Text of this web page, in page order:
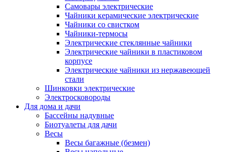
Самовары электрические
Чайники керамические электрические
Чайники со свистком
Чайники-термосы
Электрические стеклянные чайники
Электрические чайники в пластиковом
корпусе
Электрические чайники из нержавеющей
стали
Шинковки электрические
Электросковороды
Для дома и дачи
Бассейны надувные
Биотуалеты для дачи
Весы
Весы багажные (безмен)